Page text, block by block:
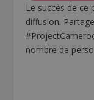
Le succès de ce
diffusion.
nombre de